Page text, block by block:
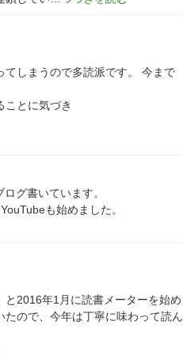
しまうので多読派です。
今まで
ことに気づき
ログ書いています。
も始めました。
2016年1月に読書メーターを始め
ので、今年は丁寧に味わって読ん